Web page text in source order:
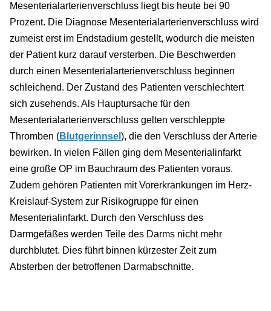
Mesenterialarterienverschluss liegt bis heute bei 90
Prozent. Die Diagnose Mesenterialarterienverschluss wird
zumeist erst im Endstadium gestellt, wodurch die meisten
der Patient kurz darauf versterben. Die Beschwerden
durch einen Mesenterialarterienverschluss beginnen
schleichend. Der Zustand des Patienten verschlechtert
sich zusehends. Als Hauptursache für den
Mesenterialarterienverschluss gelten verschleppte
Thromben (Blutgerinnsel ), die den Verschluss der Arterie
bewirken. In vielen Fällen ging dem Mesenterialinfarkt
eine große OP im Bauchraum des Patienten voraus.
Zudem gehören Patienten mit Vorerkrankungen im Herz-
Kreislauf-System zur Risikogruppe für einen
Mesenterialinfarkt. Durch den Verschluss des
Darmgefäßes werden Teile des Darms nicht mehr
durchblutet. Dies führt binnen kürzester Zeit zum
Absterben der betroffenen Darmabschnitte.